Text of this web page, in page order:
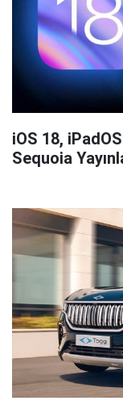
iOS 18,
Sequoia